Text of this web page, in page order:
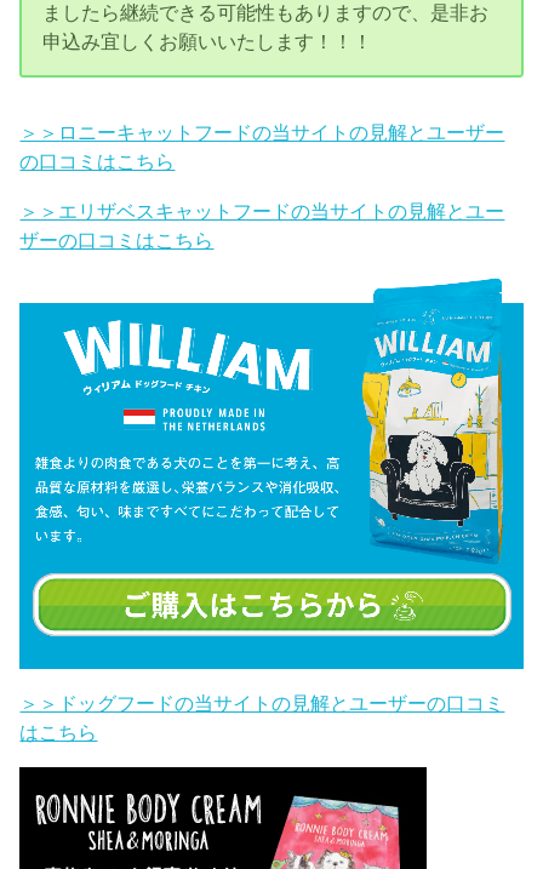
ましたら継続できる可能性もありますので、是非お
申込み宜しくお願いいたします！！！
＞＞ロニーキャットフードの当サイトの見解とユーザー
の口コミはこちら
＞＞エリザベスキャットフードの当サイトの見解とユー
ザーの口コミはこちら
＞＞ドッグフードの当サイトの見解とユーザーの口コミ
はこちら